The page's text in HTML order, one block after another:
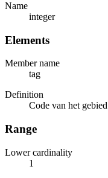
Name
integer
Elements
Member name
tag
Definition
Code van het gebied
Range
Lower cardinality
1